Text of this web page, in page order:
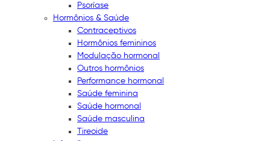
Psoríase
Hormônios & Saúde
Contraceptivos
Hormônios femininos
Modulação hormonal
Outros hormônios
Performance hormonal
Saúde feminina
Saúde hormonal
Saúde masculina
Tireoide